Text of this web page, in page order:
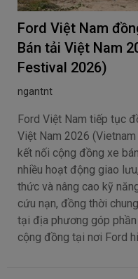
Ford Việt Nam
Bán tải Việt Nam
Festival 2026)
ngantnt
Ford Việt Nam tiếp tục
Việt Nam 2026
kết nối cộng đồng xe
nhiều hoạt động giao
thức và nâng cao kỹ
cứu nạn, đồng thời
tại địa phương góp
cộng đồng tại nơi Ford